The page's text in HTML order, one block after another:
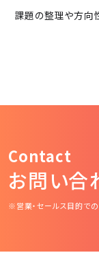
課題の整理や方向
Contact
お問い合
※営業・セールス目的で